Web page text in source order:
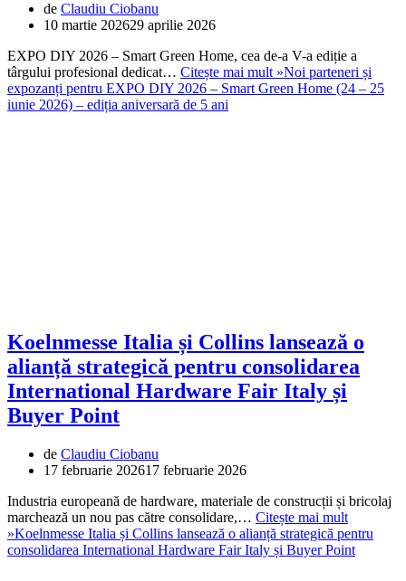
de Claudiu Ciobanu
10 martie 202629 aprilie 2026
EXPO DIY 2026 – Smart Green Home, cea de-a V-a ediție a
târgului profesional dedicat… Citește mai mult »Noi parteneri și
expozanți pentru EXPO DIY 2026 – Smart Green Home (24 – 25
iunie 2026) – ediția aniversară de 5 ani
Koelnmesse Italia și Collins lansează o
alianță strategică pentru consolidarea
International Hardware Fair Italy și
Buyer Point
de Claudiu Ciobanu
17 februarie 202617 februarie 2026
Industria europeană de hardware, materiale de construcții și bricolaj
marchează un nou pas către consolidare,… Citește mai mult
»Koelnmesse Italia și Collins lansează o alianță strategică pentru
consolidarea International Hardware Fair Italy și Buyer Point